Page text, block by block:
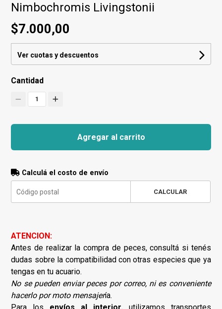
Nimbochromis Livingstonii
$7.000,00
Ver cuotas y descuentos
Cantidad
1
Agregar al carrito
Calculá el costo de envío
CALCULAR
ATENCION:
Antes de realizar la compra de peces, consultá si tenés
dudas sobre la compatibilidad con otras especies que ya
tengas en tu acuario.
No se pueden enviar peces por correo, ni es conveniente
hacerlo por moto mensajería.